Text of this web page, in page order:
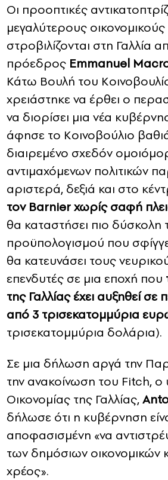
Οι προοπτικές
μεγαλύτερους
στροβιλίζονται στη Γαλλία
πρόεδρος Emmanuel
Κάτω Βουλή του
χρειάστηκε να έρθει ο
να διορίσει μια νέα
άφησε το Κοινοβούλιο
διαιρεμένο σχεδόν
αντιμαχόμενων πολιτικών
αριστερά, δεξιά και στο
τον Barnier χωρίς σαφή
θα καταστήσει πιο δύσκολη
προϋπολογισμού που
θα κατευνάσει τους
επενδυτές σε μια εποχή που
της Γαλλίας έχει αυξηθεί σε
από 3 τρισεκατομμύρια
τρισεκατομμύρια δολάρια).
Σε μια δήλωση αργά την
την ανακοίνωση του Fitch,
Οικονομίας της Γαλλίας,
δήλωσε ότι η κυβέρνηση
αποφασισμένη «να
των δημόσιων οικονομικών
χρέος».